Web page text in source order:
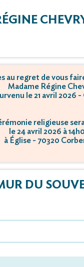
au regret de vous
Madame Régine
le 21 avril 2026
religieuse
le 24 avril 2026 à
à Église - 70320
DU